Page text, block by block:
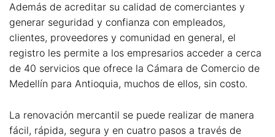
Además de acreditar su calidad de comerciantes y
generar seguridad y confianza con empleados,
clientes, proveedores y comunidad en general, el
registro les permite a los empresarios acceder a cerca
de 40 servicios que ofrece la Cámara de Comercio de
Medellín para Antioquia, muchos de ellos, sin costo.
La renovación mercantil se puede realizar de manera
fácil, rápida, segura y en cuatro pasos a través de